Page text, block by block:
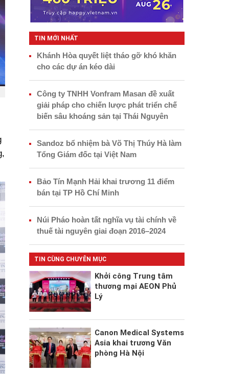
TIN MỚI NHẤT
Khánh Hòa quyết liệt tháo gỡ khó khăn
cho các dự án kéo dài
Công ty TNHH Vonfram Masan đề xuất
giải pháp cho chiến lược phát triển chế
biến sâu khoáng sản tại Thái Nguyên
Sandoz bổ nhiệm bà Võ Thị Thúy Hà làm
Tổng Giám đốc tại Việt Nam
Bảo Tín Mạnh Hải khai trương 11 điểm
bán tại TP Hồ Chí Minh
Núi Pháo hoàn tất nghĩa vụ tài chính về
thuế tài nguyên giai đoạn 2016–2024
TIN CÙNG CHUYÊN MỤC
Khởi công Trung tâm
thương mại AEON Phủ
Lý
Canon Medical Systems
Asia khai trương Văn
phòng Hà Nội